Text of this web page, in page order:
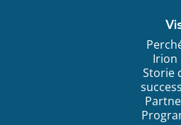
Irion
Storie